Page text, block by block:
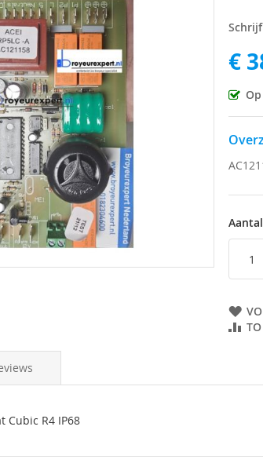
€
Aantal
Cubic R4 IP68